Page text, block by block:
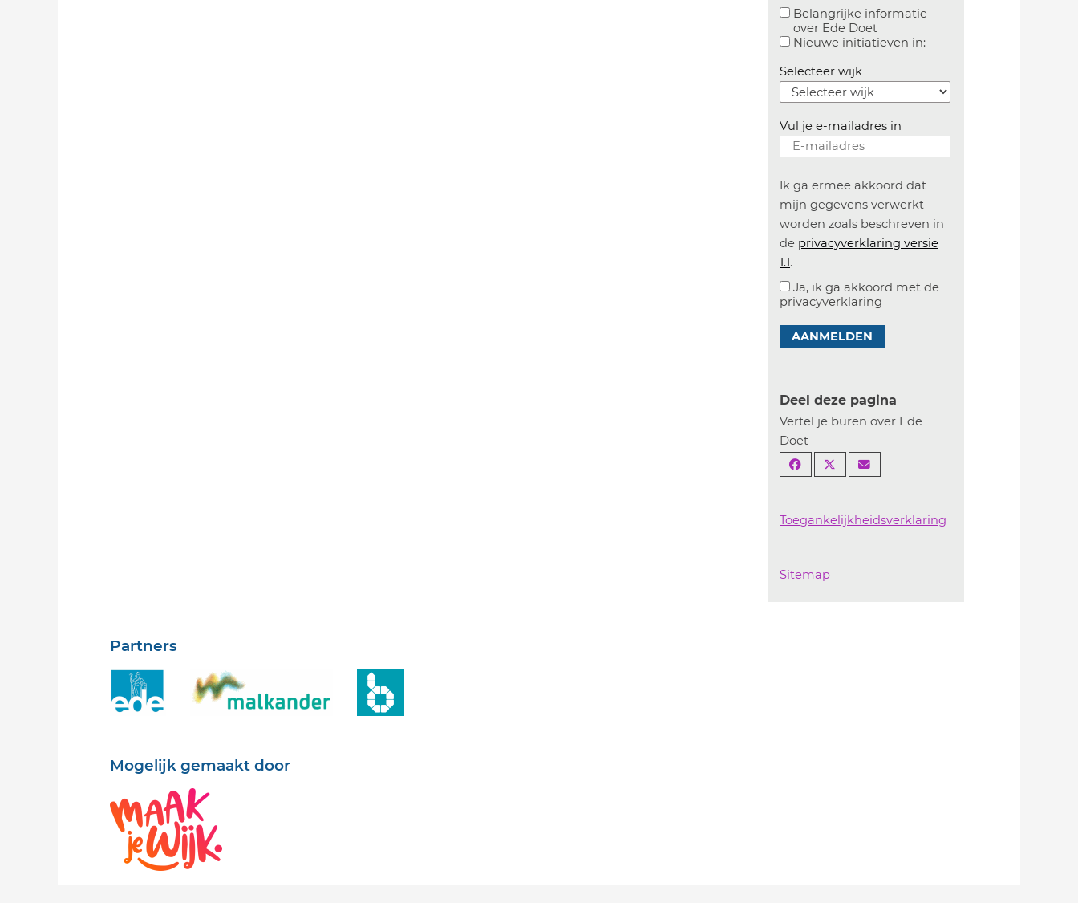
Belangrijke informatie
over Ede Doet
Aanvinken om belangrijke informatie over
Nieuwe initiatieven in:Aanvinken om
Selecteer wijk
Vul je e-mailadres in
Ik ga ermee akkoord dat
mijn gegevens verwerkt
worden zoals beschreven in
de privacyverklaring versie
1.1.
Ja, ik ga akkoord met de
privacyverklaring
AANMELDEN
Deel deze pagina
Vertel je buren over Ede
Doet
Toegankelijkheidsverklaring
Sitemap
Partners
Mogelijk gemaakt door